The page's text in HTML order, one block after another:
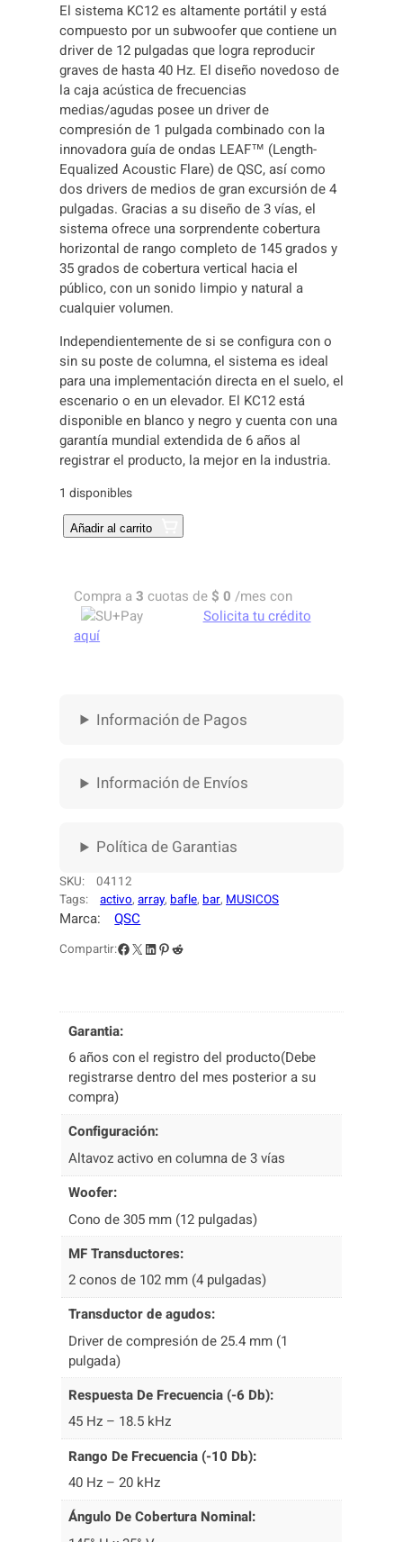
El sistema KC12 es altamente portátil y está
compuesto por un subwoofer que contiene un
driver de 12 pulgadas que logra reproducir
graves de hasta 40 Hz. El diseño novedoso de
la caja acústica de frecuencias
medias/agudas posee un driver de
compresión de 1 pulgada combinado con la
innovadora guía de ondas LEAF™ (Length-
Equalized Acoustic Flare) de QSC, así como
dos drivers de medios de gran excursión de 4
pulgadas. Gracias a su diseño de 3 vías, el
sistema ofrece una sorprendente cobertura
horizontal de rango completo de 145 grados y
35 grados de cobertura vertical hacia el
público, con un sonido limpio y natural a
cualquier volumen.
Independientemente de si se configura con o
sin su poste de columna, el sistema es ideal
para una implementación directa en el suelo, el
escenario o en un elevador. El KC12 está
disponible en blanco y negro y cuenta con una
garantía mundial extendida de 6 años al
registrar el producto, la mejor en la industria.
1 disponibles
A
L
U
M
N
A
D
V
S
C
B
L
O
n
Añadir al carrito
Compra a3 cuotas de $ 0 /mes con
Solicita tu crédito
aquí
Información de Pagos
Información de Envíos
Política de Garantias
SKU:
04112
Tags:
activo, array, bafle, bar, MUSICOS
Marca: QSC
Compartir:Facebook X LinkedIn Pinterest Reddit
Garantia:
6 años con el registro del producto(Debe
registrarse dentro del mes posterior a su
compra)
Configuración:
Altavoz activo en columna de 3 vías
Woofer:
Cono de 305 mm (12 pulgadas)
MF Transductores:
2 conos de 102 mm (4 pulgadas)
Transductor de agudos:
Driver de compresión de 25.4 mm (1
pulgada)
Respuesta De Frecuencia (-6 Db):
45 Hz – 18.5 kHz
Rango De Frecuencia (-10 Db):
40 Hz – 20 kHz
Ángulo De Cobertura Nominal: